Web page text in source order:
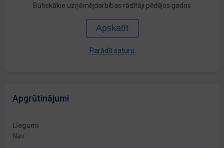
Būtiskākie uzņēmējdarbības rādītāji pēdējos gados
Apskatīt
Parādīt saturu
Apgrūtinājumi
Liegumi
Nav